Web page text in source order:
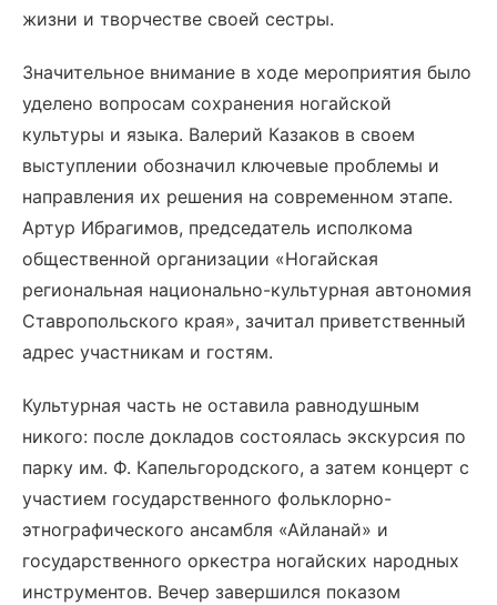
жизни и творчестве своей сестры.
Значительное внимание в ходе мероприятия было
уделено вопросам сохранения ногайской
культуры и языка. Валерий Казаков в своем
выступлении обозначил ключевые проблемы и
направления их решения на современном этапе.
Артур Ибрагимов, председатель исполкома
общественной организации «Ногайская
региональная национально-культурная автономия
Ставропольского края», зачитал приветственный
адрес участникам и гостям.
Культурная часть не оставила равнодушным
никого: после докладов состоялась экскурсия по
парку им. Ф. Капельгородского, а затем концерт с
участием государственного фольклорно-
этнографического ансамбля «Айланай» и
государственного оркестра ногайских народных
инструментов. Вечер завершился показом